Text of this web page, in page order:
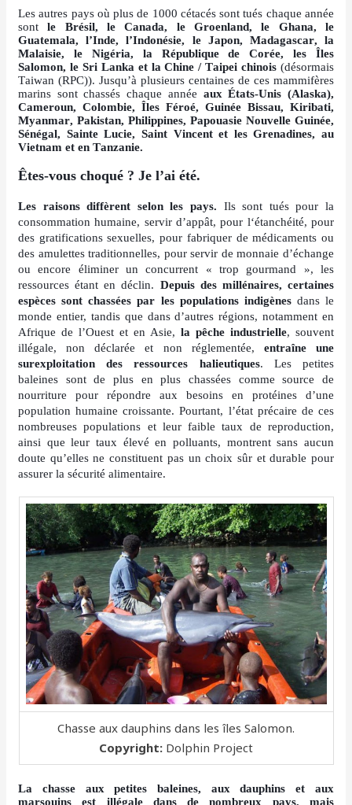
Les autres pays où plus de 1000 cétacés sont tués chaque année
sontle Brésil, le Canada, le Groenland, le Ghana, le
Guatemala, l’Inde, l’Indonésie, le Japon, Madagascar, la
Malaisie, le Nigéria, la République de Corée, les Îles
Salomon, le Sri Lanka et la Chine / Taipei chinois (désormais
Taiwan (RPC)). Jusqu’à plusieurs centaines de ces mammifères
marins sont chassés chaque année aux États-Unis (Alaska),
Cameroun, Colombie, Îles Féroé, Guinée Bissau, Kiribati,
Myanmar, Pakistan, Philippines, Papouasie Nouvelle Guinée,
Sénégal, Sainte Lucie, Saint Vincent et les Grenadines, au
Vietnam et en Tanzanie.
Êtes-vous choqué ? Je l’ai été.
Les raisons diffèrent selon les pays. Ils sont tués pour la
consommation humaine, servir d’appât,pour l‘étanchéité, pour
des gratifications sexuelles, pour fabriquer de médicaments ou
des amulettes traditionnelles, pour servir de monnaie d’échange
ou encore éliminerunconcurrent « trop gourmand », les
ressources étant en déclin. Depuis des millénaires, certaines
espèces sont chassées par les populations indigènesdans le
monde entier, tandis que dans d’autres régions, notamment en
Afrique de l’Ouest et en Asie, la pêche industrielle, souvent
illégale, non déclarée et non réglementée, entraîne une
surexploitation des ressources halieutiques. Les petites
baleines sont de plus en plus chassées comme source de
nourriture pour répondre aux besoins en protéines d’une
population humaine croissante. Pourtant, l’état précaire de ces
nombreuses populations et leur faible taux de reproduction,
ainsi que leur taux élevé en polluants, montrent sans aucun
doute qu’elles ne constituent pas un choix sûr et durable pour
assurer la sécurité alimentaire.
Chasse aux dauphins dans les îles Salomon.
Copyright: Dolphin Project
La chasse aux petites baleines, aux dauphins et aux
marsouins est illégale dans de nombreux pays, mais